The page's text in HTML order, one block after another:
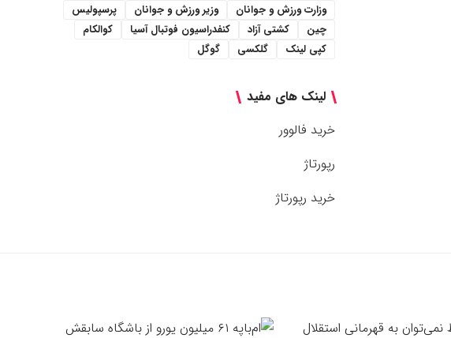
وزارت ورزش و جوانان
وزیر ورزش و جوانان
پرسپولیس
چین
کشتی آزاد کنفدراسیون فوتبال آسیا
کوالکام
کپی لینک
گلکسی گوگل
لینک های مفید
خرید فالوور
رپورتاژ
خرید رپورتاژ